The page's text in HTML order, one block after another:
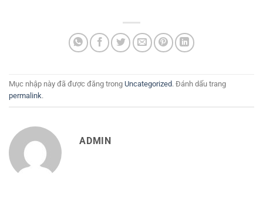
Mục nhập này đã được đăng trong Uncategorized. Đánh dấu trang
permalink.
ADMIN